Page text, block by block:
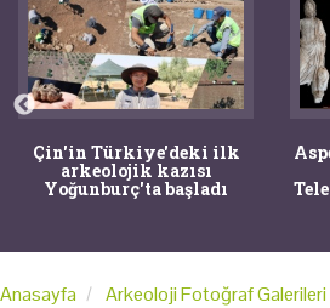
Çin'in Türkiye'deki ilk
arkeolojik kazısı
Yoğunburç'ta başladı
Anasayfa Arkeoloji Fotoğraf Galerileri